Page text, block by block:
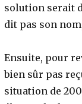
solution serait
dit pas son
Ensuite, pour
bien sûr pas
situation de